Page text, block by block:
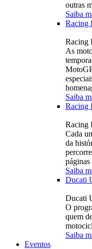
outras
Saiba
Racing
Racing
As
Saiba
Racing
Racing
Cada
da
páginas
Saiba
Ducati
Ducati
O
quem
Saiba
Eventos